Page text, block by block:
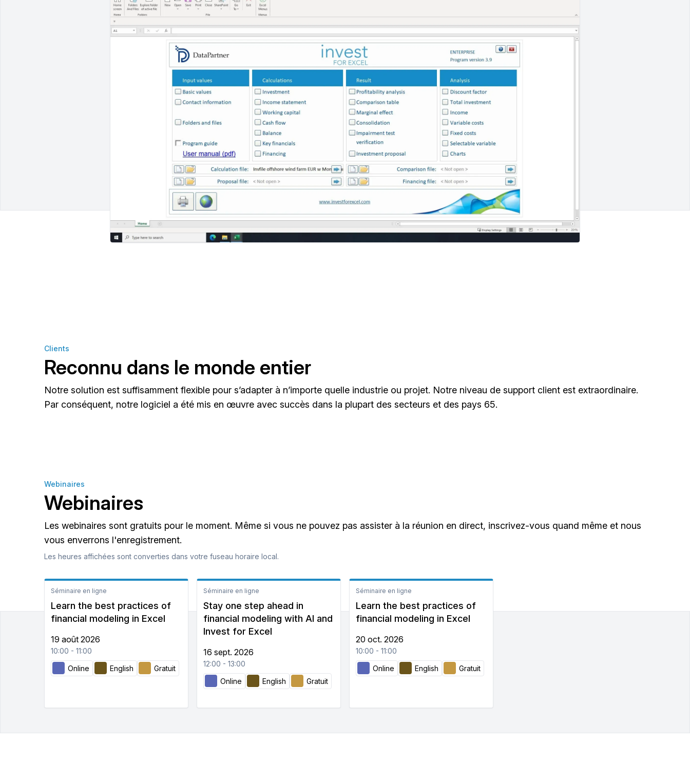
Clients
Reconnu dans le monde entier
Notre solution est suffisamment flexible pour s’adapter à n’importe quelle industrie ou projet. Notre niveau de support client est extraordinaire.
Par conséquent, notre logiciel a été mis en œuvre avec succès dans la plupart des secteurs et des pays 65.
Webinaires
Webinaires
Les webinaires sont gratuits pour le moment. Même si vous ne pouvez pas assister à la réunion en direct, inscrivez-vous quand même et nous
vous enverrons l'enregistrement.
Les heures affichées sont converties dans votre fuseau horaire local.
Séminaire en ligne
Learn the best practices of
financial modeling in Excel
19 août 2026
10:00 - 11:00
Online
English Gratuit
Séminaire en ligne
Stay one step ahead in
financial modeling with AI and
Invest for Excel
16 sept. 2026
12:00 - 13:00
Online
English Gratuit
Séminaire en ligne
Learn the best practices of
financial modeling in Excel
20 oct. 2026
10:00 - 11:00
Online
English Gratuit